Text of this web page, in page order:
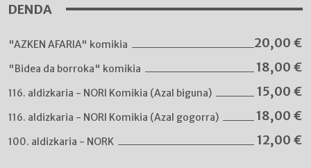
DENDA
"AZKEN AFARIA" komikia 20,00 €
"Bidea da borroka" komikia 18,00 €
116. aldizkaria - NORI Komikia (Azal biguna) 15,00 €
116. aldizkaria - NORI Komikia (Azal gogorra) 18,00 €
100. aldizkaria - NORK 12,00 €